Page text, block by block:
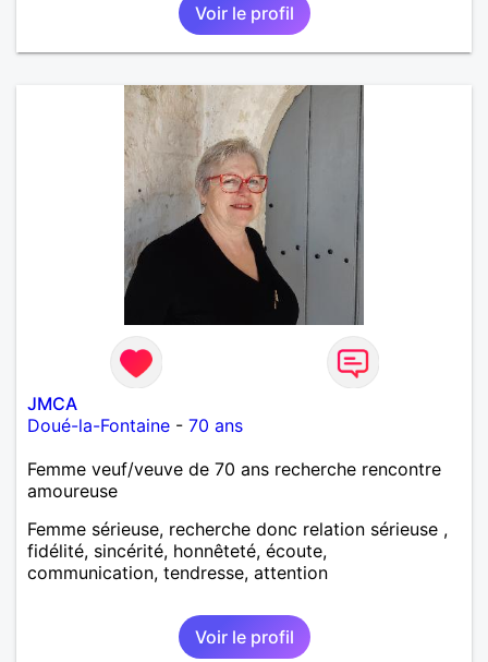
Voir le profil
JMCA
Doué-la-Fontaine - 70 ans
Femme veuf/veuve de 70 ans recherche rencontre
amoureuse
Femme sérieuse, recherche donc relation sérieuse ,
fidélité, sincérité, honnêteté, écoute,
communication, tendresse, attention
Voir le profil